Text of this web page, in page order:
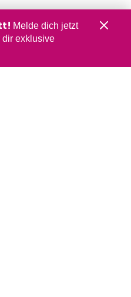
Melde dich jetzt
dir exklusive